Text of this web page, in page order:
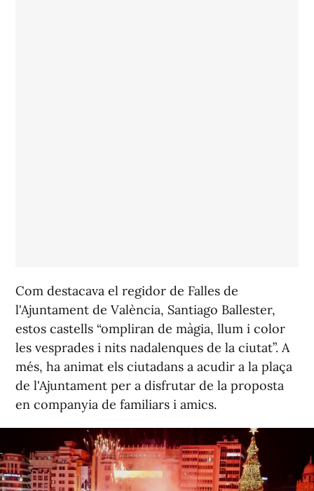
Com destacava el regidor de Falles de
l'Ajuntament de València, Santiago Ballester,
estos castells “ompliran de màgia, llum i color
les vesprades i nits nadalenques de la ciutat”. A
més, ha animat els ciutadans a acudir a la plaça
de l'Ajuntament per a disfrutar de la proposta
en companyia de familiars i amics.